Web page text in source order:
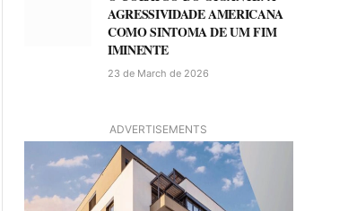
AGRESSIVIDADE AMERICANA
COMO SINTOMA DE UM FIM
IMINENTE
23 de March de 2026
ADVERTISEMENTS